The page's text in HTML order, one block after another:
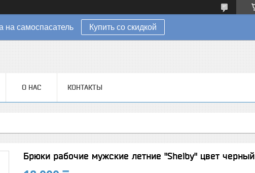
на самоспасатель Купить со скидкой
О НАС КОНТАКТЫ
Брюки рабочие мужские летние "Shelby" цвет черный